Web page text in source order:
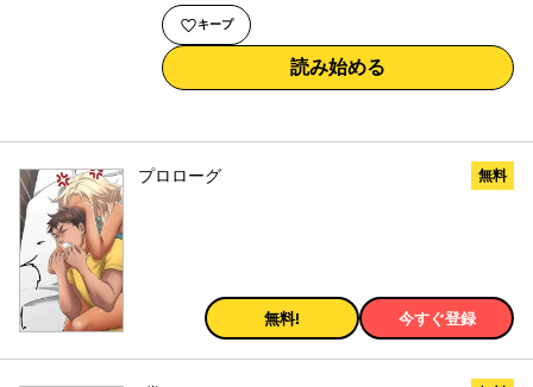
キープ
読み始める
プロローグ 無料
無料! 今すぐ登録